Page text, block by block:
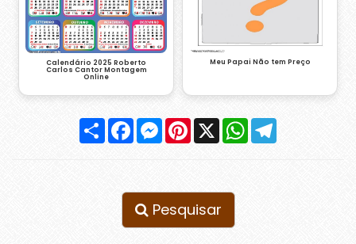
Calendário 2025 Roberto
Carlos Cantor Montagem
Online
Meu Papai Não tem Preço
Compartilhar
FacebookMessenger
Pinterest
X WhatsApp
Pesquisar